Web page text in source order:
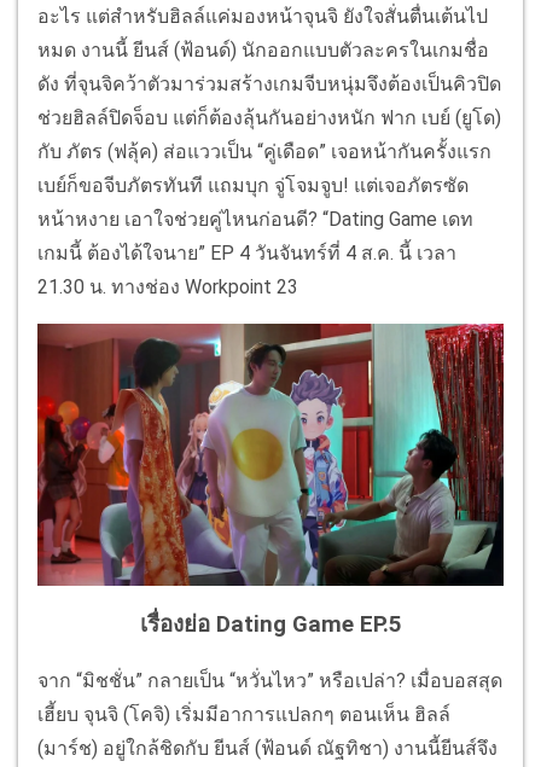
อะไร แต่สำหรับฮิลล์แค่มองหน้าจุนจิ ยังใจสั่นตื่นเต้นไป
หมด งานนี้ ยีนส์ (ฟ้อนด์) นักออกแบบตัวละครในเกมชื่อ
ดัง ที่จุนจิคว้าตัวมาร่วมสร้างเกมจีบหนุ่มจึงต้องเป็นคิวปิด
ช่วยฮิลล์ปิดจ็อบ แต่ก็ต้องลุ้นกันอย่างหนัก ฟาก เบย์ (ยูโด)
กับ ภัตร (ฟลุ้ค) ส่อแววเป็น “คู่เดือด” เจอหน้ากันครั้งแรก
เบย์ก็ขอจีบภัตรทันที แถมบุก จู่โจมจูบ! แต่เจอภัตรซัด
หน้าหงาย เอาใจช่วยคู่ไหนก่อนดี? “Dating Game เดท
เกมนี้ ต้องได้ใจนาย” EP 4 วันจันทร์ที่ 4 ส.ค. นี้ เวลา
21.30 น. ทางช่อง Workpoint 23
เรื่องย่อ Dating Game EP.5
จาก “มิชชั่น” กลายเป็น “หวั่นไหว” หรือเปล่า? เมื่อบอสสุด
เฮี้ยบ จุนจิ (โคจิ) เริ่มมีอาการแปลกๆ ตอนเห็น ฮิลล์
(มาร์ช) อยู่ใกล้ชิดกับ ยีนส์ (ฟ้อนด์ ณัฐทิชา) งานนี้ยีนส์จึง